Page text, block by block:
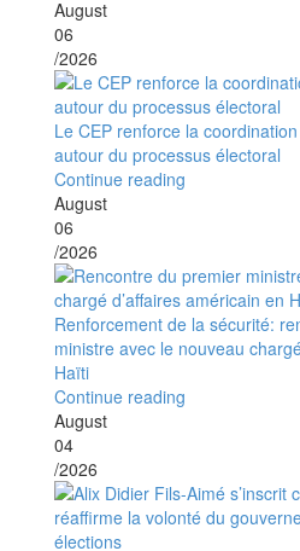
August
06
/2026
Le CEP renforce la
autour du processus électoral
Continue reading
August
06
/2026
Renforcement de la sécurité:
ministre avec le nouveau
Haïti
Continue reading
August
04
/2026